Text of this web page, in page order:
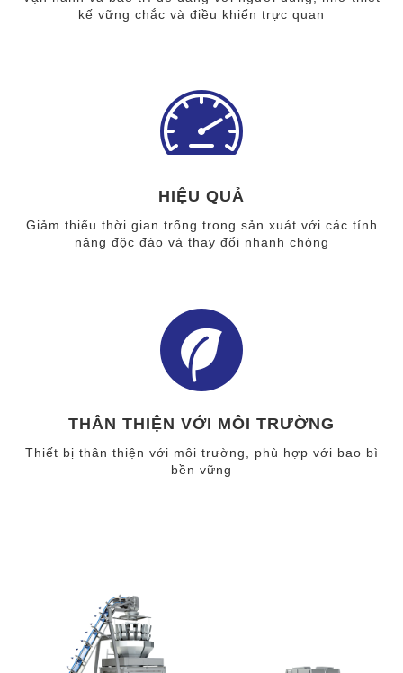
kế vững chắc và điều khiển trực quan
HIỆU QUẢ
Giảm thiểu thời gian trống trong sản xuát với các tính
năng độc đáo và thay đổi nhanh chóng
THÂN THIỆN VỚI MÔI TRƯỜNG
Thiết bị thân thiện với môi trường, phù hợp với bao bì
bền vững